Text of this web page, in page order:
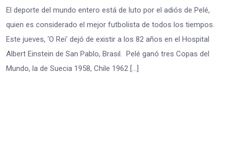
El deporte del mundo entero está de luto por el adiós de Pelé,
quien es considerado el mejor futbolista de todos los tiempos.
Este jueves, ‘O Rei’ dejó de existir a los 82 años en el Hospital
Albert Einstein de San Pablo, Brasil. Pelé ganó tres Copas del
Mundo, la de Suecia 1958, Chile 1962 […]